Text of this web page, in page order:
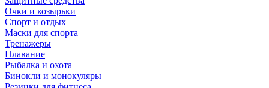
Очки и козырьки
Спорт и отдых
Маски для спорта
Тренажеры
Плавание
Рыбалка и охота
Бинокли и монокуляры